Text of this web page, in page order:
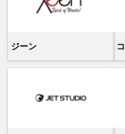
ジーン